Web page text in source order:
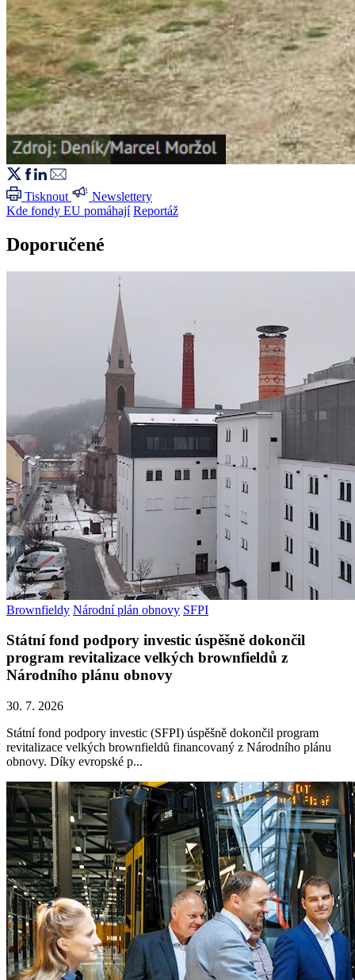
Tisknout
Newslettery
Kde fondy EU pomáhají Reportáž
Doporučené
Brownfieldy Národní plán obnovy SFPI
Státní fond podpory investic úspěšně dokončil
program revitalizace velkých brownfieldů z
Národního plánu obnovy
30. 7. 2026
Státní fond podpory investic (SFPI) úspěšně dokončil program
revitalizace velkých brownfieldů financovaný z Národního plánu
obnovy. Díky evropské p...